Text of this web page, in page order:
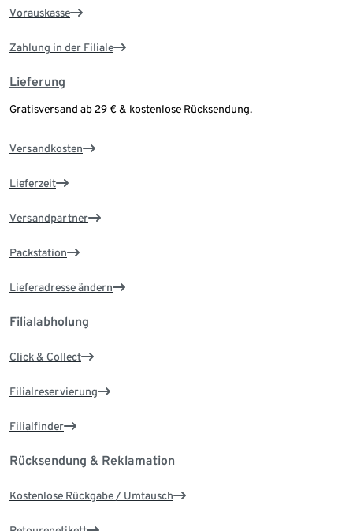
Vorauskasse
Zahlung in der Filiale
Lieferung
Gratisversand ab 29 € & kostenlose Rücksendung.
Versandkosten
Lieferzeit
Versandpartner
Packstation
Lieferadresse ändern
Filialabholung
Click & Collect
Filialreservierung
Filialfinder
Rücksendung & Reklamation
Kostenlose Rückgabe / Umtausch